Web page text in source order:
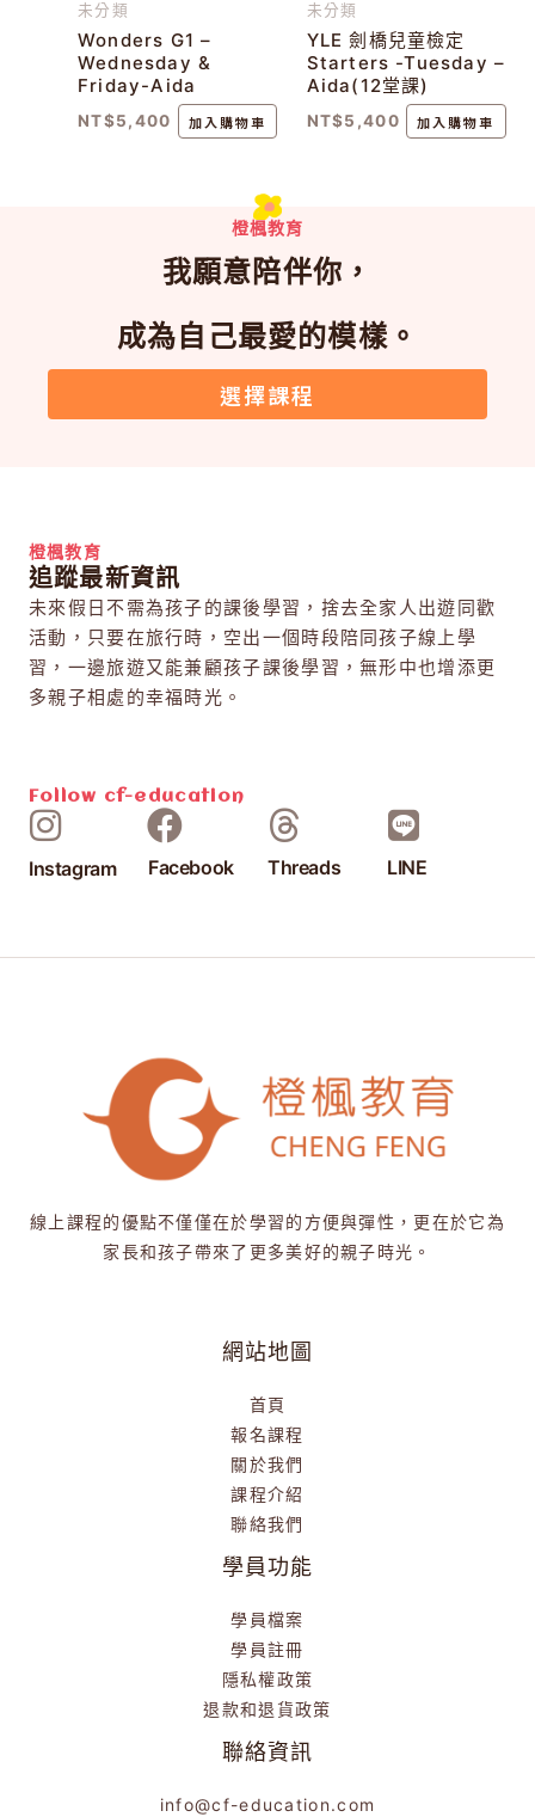
未分類
Wonders G1 –
Wednesday &
Friday-Aida
NT$5,400 加入購物車
未分類
YLE 劍橋兒童檢定
Starters -Tuesday –
Aida(12堂課)
NT$5,400 加入購物車
橙楓教育
我願意陪伴你，
成為自己最愛的模樣。
選擇課程
橙楓教育
追蹤最新資訊
未來假日不需為孩子的課後學習，捨去全家人出遊同歡
活動，只要在旅行時，空出一個時段陪同孩子線上學
習，一邊旅遊又能兼顧孩子課後學習，無形中也增添更
多親子相處的幸福時光。
Follow cf-education
Instagram Facebook Threads LINE
線上課程的優點不僅僅在於學習的方便與彈性，更在於它為
家長和孩子帶來了更多美好的親子時光。
網站地圖
首頁
報名課程
關於我們
課程介紹
聯絡我們
學員功能
學員檔案
學員註冊
隱私權政策
退款和退貨政策
聯絡資訊
info@cf-education.com